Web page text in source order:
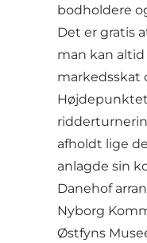
bodholdere
Det er gratis
man kan
markedsskat
afholdt lige
anlagde sin
Danehof
Nyborg
Østfyns